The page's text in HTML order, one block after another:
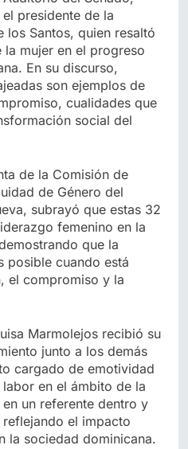
presidente de la
los Santos, quien resaltó
mujer en el progreso
En su discurso,
son ejemplos de
cualidades que
social del
de la Comisión de
de Género del
subrayó que estas 32
femenino en la
que la
posible cuando está
el compromiso y la
Marmolejos recibió su
junto a los demás
cargado de emotividad
en el ámbito de la
un referente dentro y
el impacto
la sociedad dominicana.